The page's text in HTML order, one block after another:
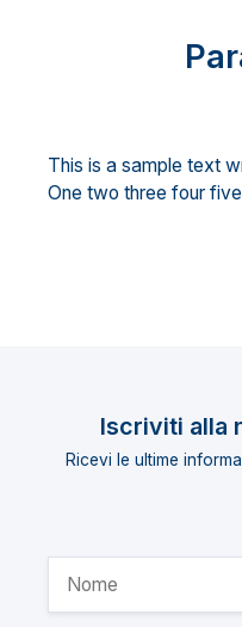
This is a sample text
One two three four
Iscriviti alla
Ricevi le ultime